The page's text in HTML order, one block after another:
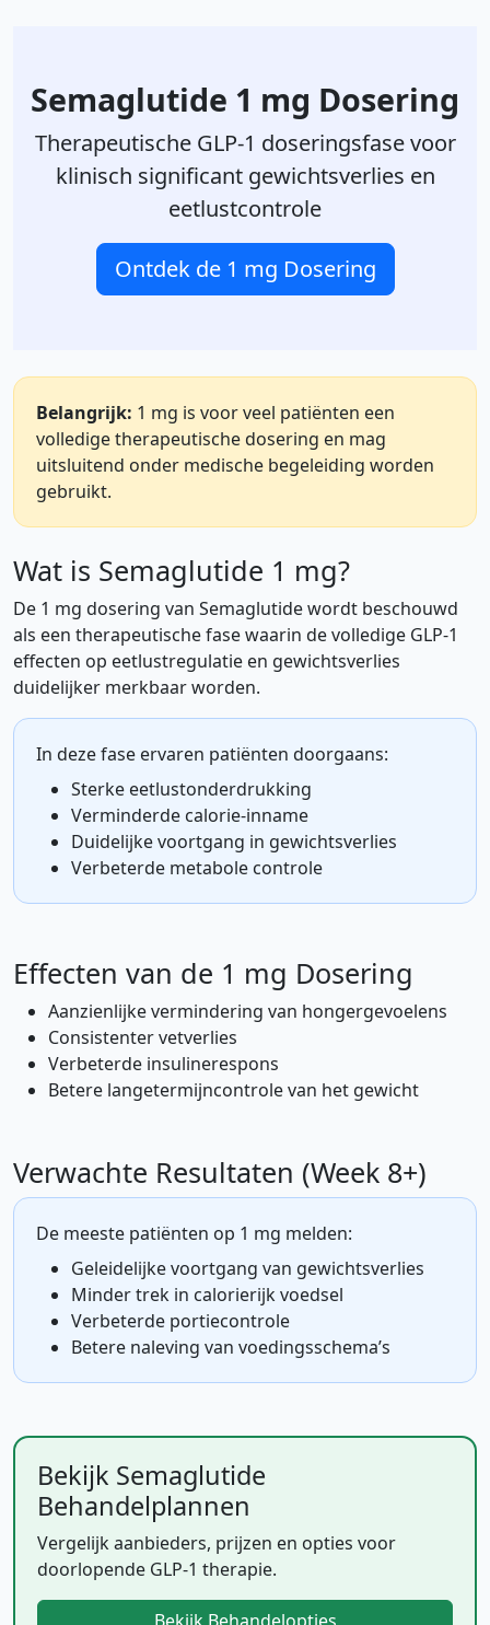
Semaglutide 1 mg Dosering
Therapeutische GLP-1 doseringsfase voor
klinisch significant gewichtsverlies en
eetlustcontrole
Ontdek de 1 mg Dosering
Belangrijk: 1 mg is voor veel patiënten een
volledige therapeutische dosering en mag
uitsluitend onder medische begeleiding worden
gebruikt.
Wat is Semaglutide 1 mg?
De 1 mg dosering van Semaglutide wordt beschouwd
als een therapeutische fase waarin de volledige GLP-1
effecten op eetlustregulatie en gewichtsverlies
duidelijker merkbaar worden.
In deze fase ervaren patiënten doorgaans:
Sterke eetlustonderdrukking
Verminderde calorie-inname
Duidelijke voortgang in gewichtsverlies
Verbeterde metabole controle
Effecten van de 1 mg Dosering
Aanzienlijke vermindering van hongergevoelens
Consistenter vetverlies
Verbeterde insulinerespons
Betere langetermijncontrole van het gewicht
Verwachte Resultaten (Week 8+)
De meeste patiënten op 1 mg melden:
Geleidelijke voortgang van gewichtsverlies
Minder trek in calorierijk voedsel
Verbeterde portiecontrole
Betere naleving van voedingsschema’s
Bekijk Semaglutide
Behandelplannen
Vergelijk aanbieders, prijzen en opties voor
doorlopende GLP-1 therapie.